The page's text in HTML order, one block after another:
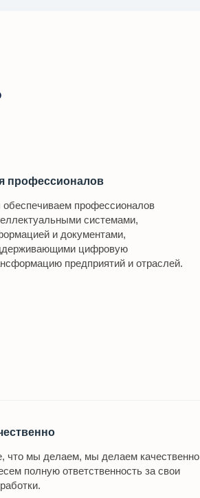
профессионалов
профессионалов
системами,
и документами,
цифровую
предприятий и отраслей.
что мы делаем, мы делаем качественно
полную ответственность за свои